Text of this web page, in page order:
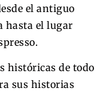
el antiguo
hasta el lugar
históricas de todo
sus historias